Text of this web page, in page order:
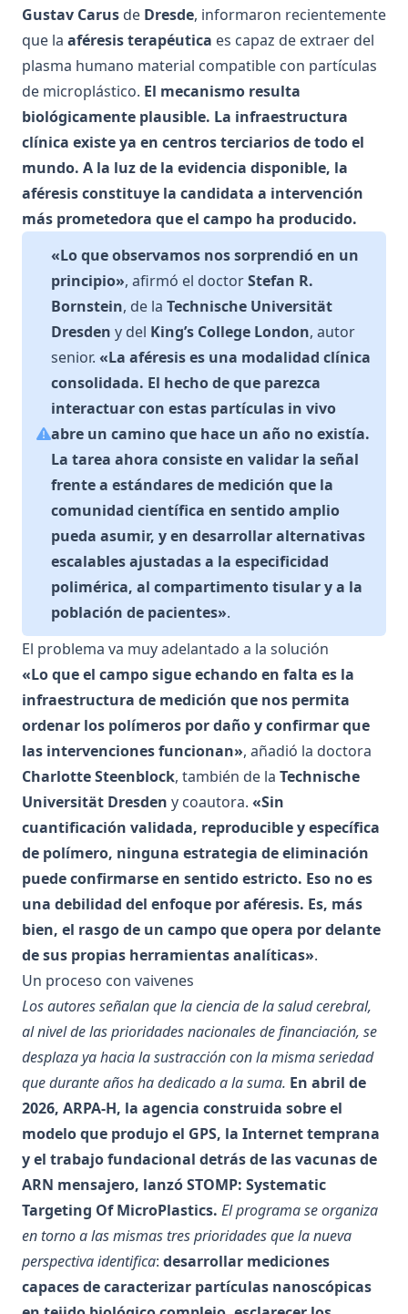
Gustav Carus de Dresde, informaron recientemente
que la aféresis terapéutica es capaz de extraer del
plasma humano material compatible con partículas
de microplástico. El mecanismo resulta
biológicamente plausible. La infraestructura
clínica existe ya en centros terciarios de todo el
mundo. A la luz de la evidencia disponible, la
aféresis constituye la candidata a intervención
más prometedora que el campo ha producido.
«Lo que observamos nos sorprendió en un
principio», afirmó el doctorStefan R.
Bornstein, de la Technische Universität
Dresden y del King’s College London, autor
senior. «La aféresis es una modalidad clínica
consolidada. El hecho de que parezca
interactuar con estas partículas in vivo
abre un camino que hace un año no existía.
La tarea ahora consiste en validar la señal
frente a estándares de medición que la
comunidad científica en sentido amplio
pueda asumir, y en desarrollar alternativas
escalables ajustadas a la especificidad
polimérica, al compartimento tisular y a la
población de pacientes».
El problema va muy adelantado a la solución
«Lo que el campo sigue echando en falta es la
infraestructura de medición que nos permita
ordenar los polímeros por daño y confirmar que
las intervenciones funcionan», añadió la doctora
Charlotte Steenblock, también de la Technische
Universität Dresden y coautora. «Sin
cuantificación validada, reproducible y específica
de polímero, ninguna estrategia de eliminación
puede confirmarse en sentido estricto. Eso no es
una debilidad del enfoque por aféresis. Es, más
bien, el rasgo de un campo que opera por delante
de sus propias herramientas analíticas».
Un proceso con vaivenes
Los autores señalan que la ciencia de la salud cerebral,
al nivel de las prioridades nacionales de financiación, se
desplaza ya hacia la sustracción con la misma seriedad
que durante años ha dedicado a la suma. En abril de
2026, ARPA-H, la agencia construida sobre el
modelo que produjo el GPS, la Internet temprana
y el trabajo fundacional detrás de las vacunas de
ARN mensajero, lanzó STOMP: Systematic
Targeting Of MicroPlastics. El programa se organiza
en torno a las mismas tres prioridades que la nueva
perspectiva identifica: desarrollar mediciones
capaces de caracterizar partículas nanoscópicas